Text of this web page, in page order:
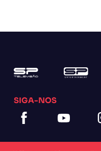
SIGA-NOS